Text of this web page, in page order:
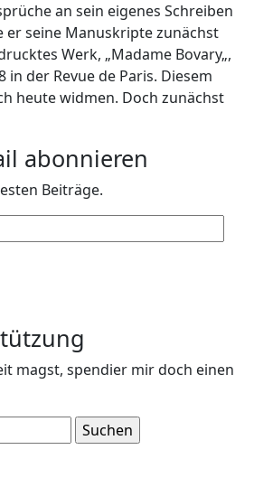
an sein eigenes Schreiben
seine Manuskripte zunächst
Werk, „Madame Bovary„,
in der Revue de Paris. Diesem
heute widmen. Doch zunächst
abonnieren
Beiträge.
magst, spendier mir doch einen